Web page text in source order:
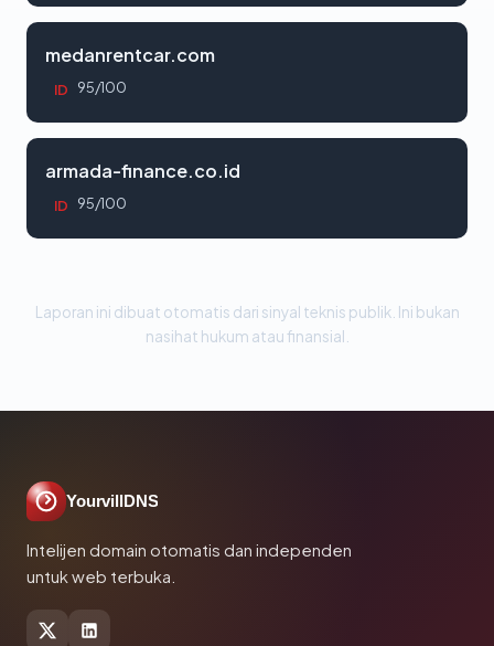
medanrentcar.com
ID 95/100
armada-finance.co.id
ID 95/100
Laporan ini dibuat otomatis dari sinyal teknis publik. Ini bukan
nasihat hukum atau finansial.
YourvillDNS
Intelijen domain otomatis dan independen
untuk web terbuka.